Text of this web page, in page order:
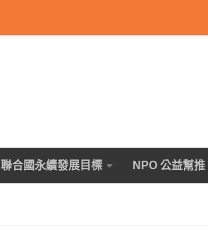
聯合國永續發展目標 NPO 公益幫推